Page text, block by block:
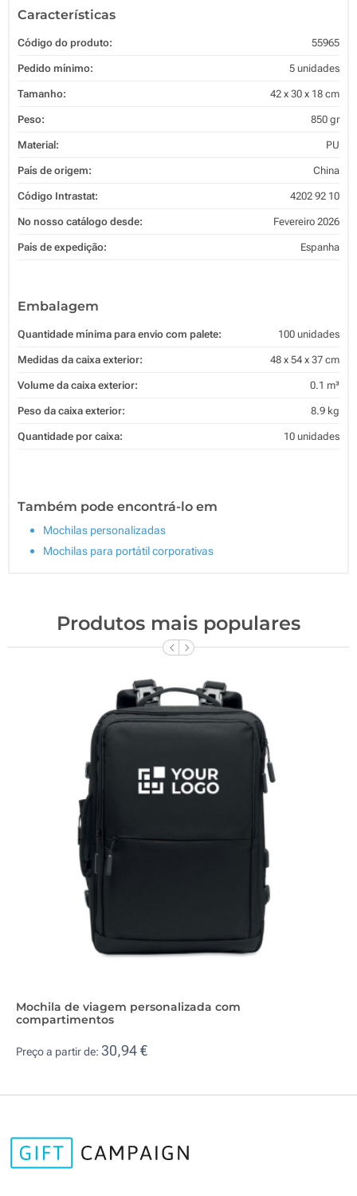
Características
Código do produto: 55965
Pedido mínimo: 5 unidades
Tamanho: 42 x 30 x 18 cm
Peso: 850 gr
Material: PU
País de origem: China
Código Intrastat: 4202 92 10
No nosso catálogo desde: Fevereiro 2026
País de expedição: Espanha
Embalagem
Quantidade mínima para envio com palete: 100 unidades
Medidas da caixa exterior: 48 x 54 x 37 cm
Volume da caixa exterior: 0.1 m³
Peso da caixa exterior: 8.9 kg
Quantidade por caixa: 10 unidades
Também pode encontrá-lo em
Mochilas personalizadas
Mochilas para portátil corporativas
Produtos mais populares
Mochila de viagem personalizada com
compartimentos
Preço a partir de: 30,94 €